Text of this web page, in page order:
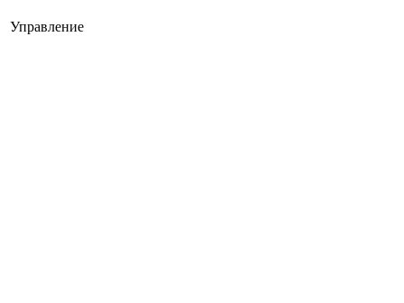
Управление